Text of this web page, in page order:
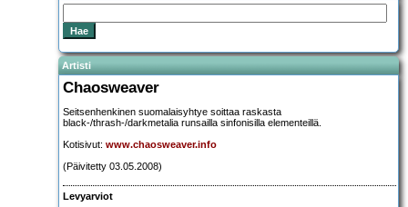
Artisti
Chaosweaver
Seitsenhenkinen suomalaisyhtye soittaa raskasta
black-/thrash-/darkmetalia runsailla sinfonisilla elementeillä.
Kotisivut: www.chaosweaver.info
(Päivitetty 03.05.2008)
Levyarviot